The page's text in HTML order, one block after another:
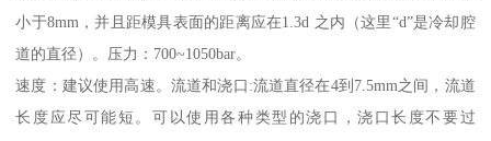
小于8mm ，并且距模具表面的距离应在1.3d 之内（这里“d”是冷却腔
道的直径）。压力： 700~1050bar。
速度：建议使用高速。流道和浇口 :流道直径在4到 7.5mm之间，流道
长度应尽可能短。可以使用各种类型的浇口，浇口长度不要过